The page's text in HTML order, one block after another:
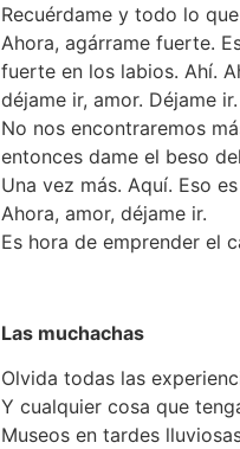
Recuérdame y todo lo
Ahora, agárrame fuerte.
fuerte en los labios. Ahí.
déjame ir, amor. Déjame ir.
No nos encontraremos
entonces dame el beso
Una vez más. Aquí. Eso
Ahora, amor, déjame ir.
Es hora de emprender el
Las muchachas
Olvida todas las
Y cualquier cosa que
Museos en tardes